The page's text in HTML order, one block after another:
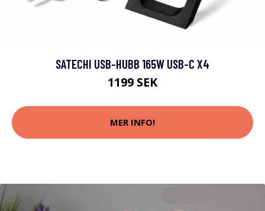
SATECHI USB-HUBB 165W USB-C X4
1199 SEK
MER INFO!